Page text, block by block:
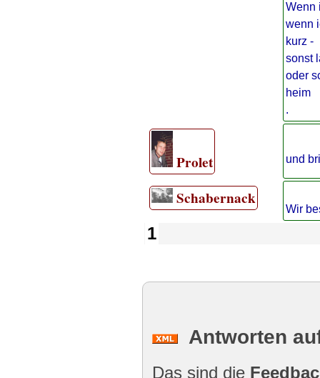
Wenn
wenn
kurz -
sonst
oder
heim
.
Prolet und
Schabernack
Wir
1
Antworten
Das sind die